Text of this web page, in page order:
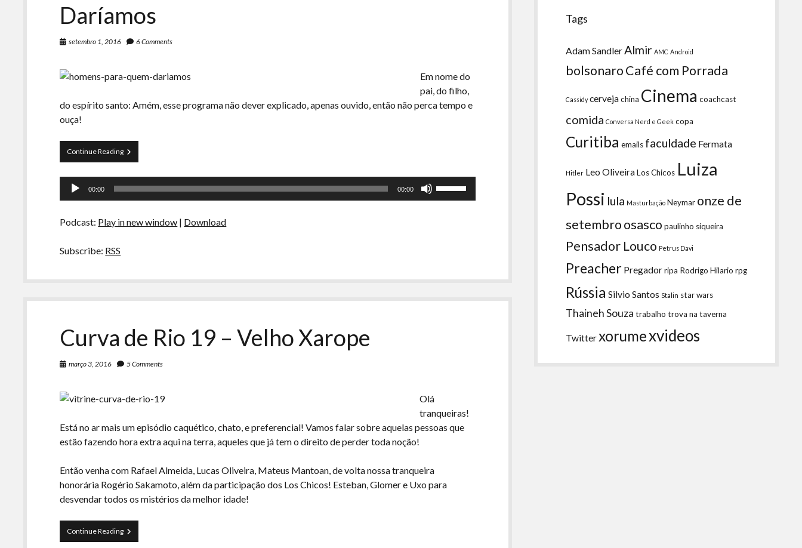
Daríamos
setembro 1, 2016 6 Comments
Em nome do
pai, do filho,
do espírito santo: Amém, esse programa não dever explicado, apenas ouvido, então não perca tempo e
ouça!
Continue ReadingCurva
de
–
Quem
Tocador
00:00 00:00
Podcast: Play in new window | Download
Subscribe: RSS
Curva de Rio 19 – Velho Xarope
março 3, 2016 5 Comments
Olá
tranqueiras!
Está no ar mais um episódio caquético, chato, e preferencial! Vamos falar sobre aquelas pessoas que
estão fazendo hora extra aqui na terra, aqueles que já tem o direito de perder toda noção!
Então venha com Rafael Almeida, Lucas Oliveira, Mateus Mantoan, de volta nossa tranqueira
honorária Rogério Sakamoto, além da participação dos Los Chicos! Esteban, Glomer e Uxo para
desvendar todos os mistérios da melhor idade!
Continue ReadingCurva
de
Tags
Adam Sandler Almir AMC Android
bolsonaroCafé com Porrada
Cassidy cervejachina Cinema coachcast
comida Conversa Nerd e Geek copa
Curitiba emails faculdade Fermata
Hitler Leo OliveiraLos Chicos Luiza
Possi lula Masturbação Neymar onze de
setembroosasco paulinho siqueira
Pensador Louco Petrus Davi
Preacher Pregadorripa Rodrigo Hilario rpg
Rússia Silvio Santos Stalin star wars
Thaineh Souza trabalho trova na taverna
Twitterxorumexvideos